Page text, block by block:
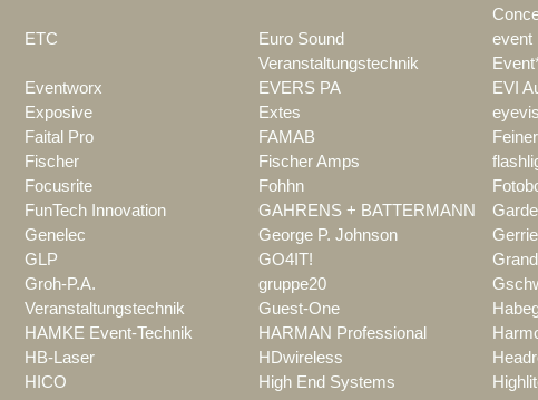
ETC
Euro Sound
Veranstaltungstechnik
event
Eventworx EVERS PA
EVI
Exposive Extes
eyevis
Faital Pro FAMAB
Fischer Fischer Amps
Focusrite Fohhn
FunTech Innovation GAHRENS + BATTERMANN
Genelec George P. Johnson
GLP GO4IT!
Groh-P.A.
Veranstaltungstechnik
gruppe20
Guest-One
HAMKE Event-Technik HARMAN Professional
HB-Laser HDwireless
HICO High End Systems